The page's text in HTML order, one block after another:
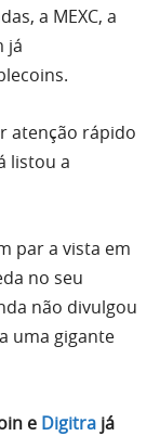
a MEXC, a
já
atenção rápido
listou a
par a vista em
no seu
não divulgou
uma gigante
e Digitra já